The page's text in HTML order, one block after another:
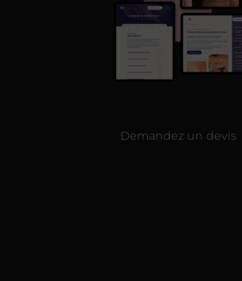
Demandez un devis